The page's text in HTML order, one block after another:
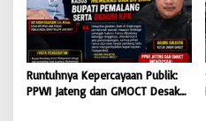
Runtuhnya Kepercayaan Publik:
PPWI Jateng dan GMOCT Desak